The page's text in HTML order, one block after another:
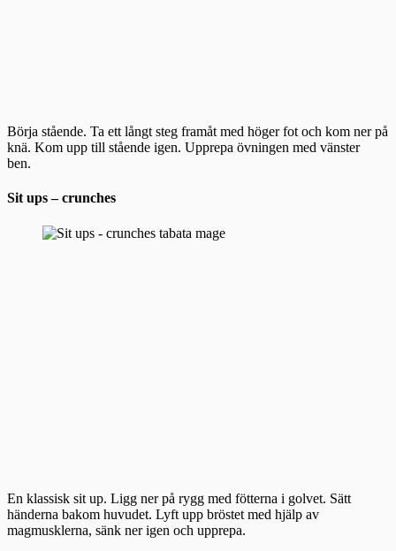
Börja stående. Ta ett långt steg framåt med höger fot och kom ner på
knä. Kom upp till stående igen. Upprepa övningen med vänster
ben.
Sit ups – crunches
En klassisk sit up. Ligg ner på rygg med fötterna i golvet. Sätt
händerna bakom huvudet. Lyft upp bröstet med hjälp av
magmusklerna, sänk ner igen och upprepa.